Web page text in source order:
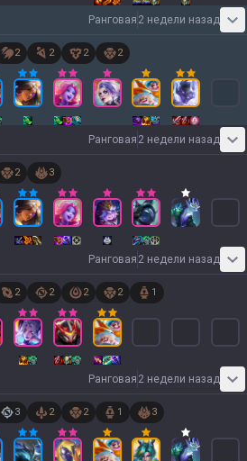
Ранговая 2 недели назад
2 2 2 2
Ранговая 2 недели назад
2 3
Ранговая 2 недели назад
2 2 2 2 1
Ранговая 2 недели назад
3 2 2 1 3